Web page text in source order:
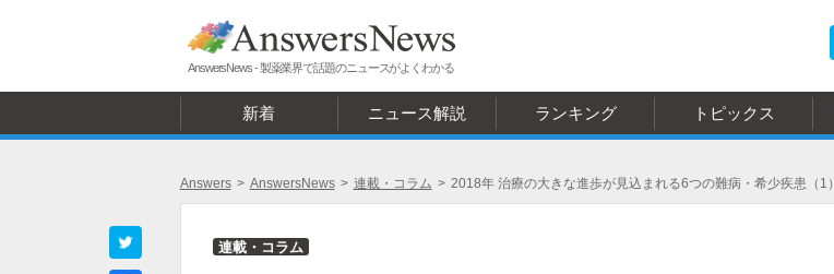
AnswersNews - 製薬業界で話題のニュースがよくわかる
新着 ニュース解説 ランキング トピックス
Answers > AnswersNews > 連載・コラム > 2018年 治療の大きな進歩が見込まれる6つの難病・希少疾患（1
連載・コラム